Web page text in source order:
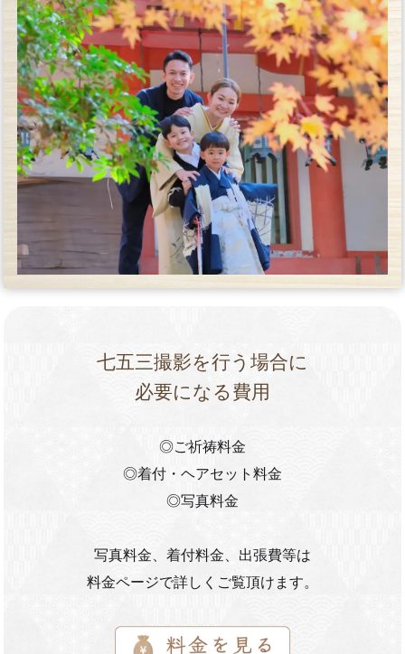
七五三撮影を行う場合に
必要になる費用
◎ご祈祷料金
◎着付・ヘアセット料金
◎写真料金
写真料金、着付料金、出張費等は
料金ページで詳しくご覧頂けます。